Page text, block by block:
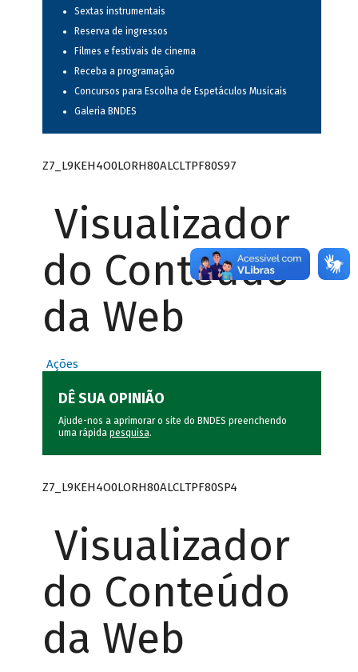
Sextas instrumentais
Reserva de ingressos
Filmes e festivais de cinema
Receba a programação
Concursos para Escolha de Espetáculos Musicais
Galeria BNDES
Z7_L9KEH4O0LORH80ALCLTPF80S97
Visualizador
do Conteúdo
da Web
Ações
DÊ SUA OPINIÃO
Ajude-nos a aprimorar o site do BNDES preenchendo
uma rápida pesquisa.
Z7_L9KEH4O0LORH80ALCLTPF80SP4
Visualizador
do Conteúdo
da Web